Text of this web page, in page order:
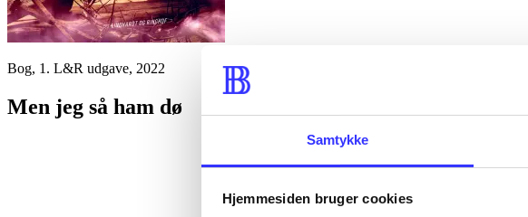
Samtykke
Hjemmesiden bruger cookies
Bog, 1. L&R udgave, 2022
Men jeg så ham dø